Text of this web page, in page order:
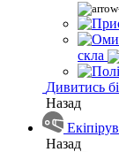
скла
Дивитись
Назад
Назад